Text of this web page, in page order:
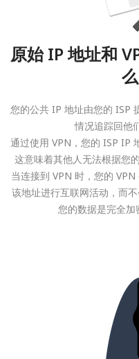
原始 IP 地址和
您的公共 IP 地址由您的 ISP
情况追踪回他
通过使用 VPN，您的 ISP IP
这意味着其他人无法根据您
当连接到 VPN 时，您的
该地址进行互联网活动，而
您的数据是完全加